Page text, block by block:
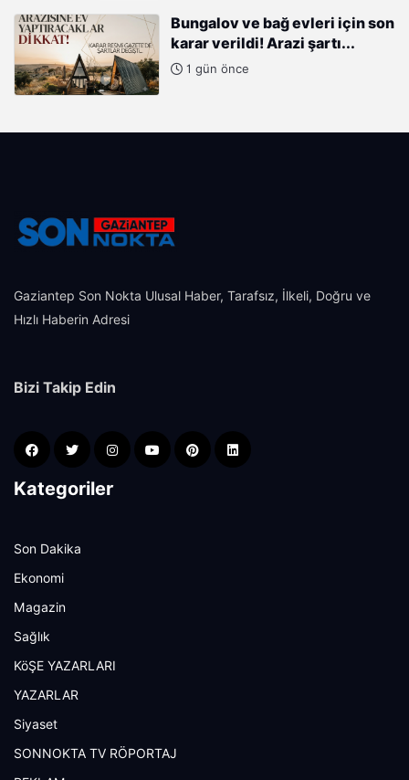
Bungalov ve bağ evleri için son
karar verildi! Arazi şartı...
1 gün önce
Gaziantep Son Nokta Ulusal Haber, Tarafsız, İlkeli, Doğru ve
Hızlı Haberin Adresi
Bizi Takip Edin
Kategoriler
Son Dakika
Ekonomi
Magazin
Sağlık
KöŞE YAZARLARI
YAZARLAR
Siyaset
SONNOKTA TV RÖPORTAJ